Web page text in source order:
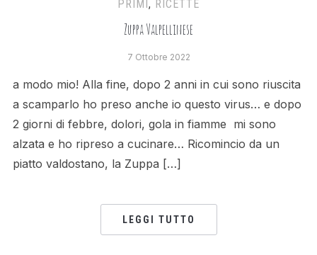
PRIMI , RICETTE
Zuppa Valpellinese
7 Ottobre 2022
a modo mio! Alla fine, dopo 2 anni in cui sono riuscita
a scamparlo ho preso anche io questo virus… e dopo
2 giorni di febbre, dolori, gola in fiamme mi sono
alzata e ho ripreso a cucinare… Ricomincio da un
piatto valdostano, la Zuppa […]
LEGGI TUTTO